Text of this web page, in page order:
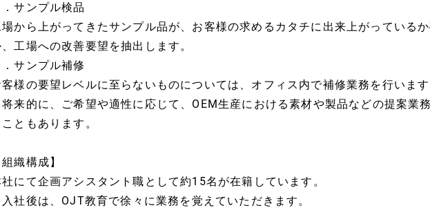
サンプル検品
から上がってきたサンプル品が、お客様の求めるカタチに出来上がっている
工場への改善要望を抽出します。
サンプル補修
様の要望レベルに至らないものについては、オフィス内で補修業務を行います
来的に、ご希望や適性に応じて、OEM生産における素材や製品などの提案業
ともあります。
織構成】
にて企画アシスタント職として約15名が在籍しています。
社後は、OJT教育で徐々に業務を覚えていただきます。